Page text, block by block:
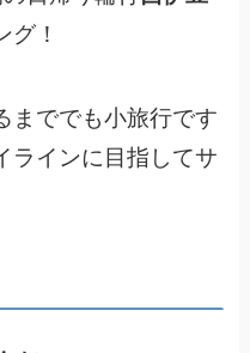
グ！
まででも小旅行です
ラインに目指してサ